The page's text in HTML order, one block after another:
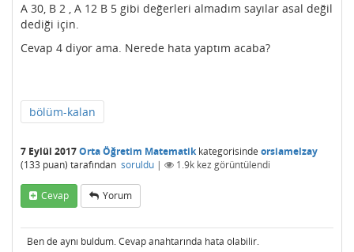
A 30, B 2 , A 12 B 5 gibi değerleri almadım sayılar asal değil
dediği için.
Cevap 4 diyor ama. Nerede hata yaptım acaba?
bölüm-kalan
7 Eylül 2017Orta Öğretim Matematikkategorisinde orsiamelzay
(133 puan) tarafından soruldu | 1.9k kez görüntülendi
Cevap Yorum
Ben de aynı buldum. Cevap anahtarında hata olabilir.